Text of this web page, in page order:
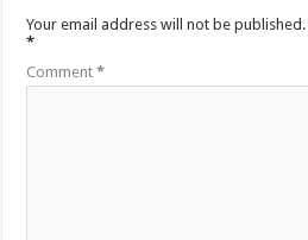
Your email address will not be published.
*
Comment*